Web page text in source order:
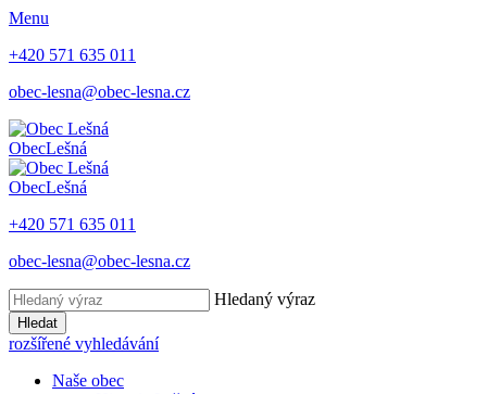
Menu
+420 571 635 011
obec-lesna@obec-lesna.cz
ObecLešná
ObecLešná
+420 571 635 011
obec-lesna@obec-lesna.cz
Hledaný výraz
Hledat
rozšířené vyhledávání
Naše obec